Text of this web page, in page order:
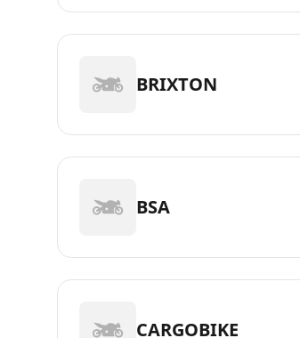
BRIXTON
BSA
CARGOBIKE